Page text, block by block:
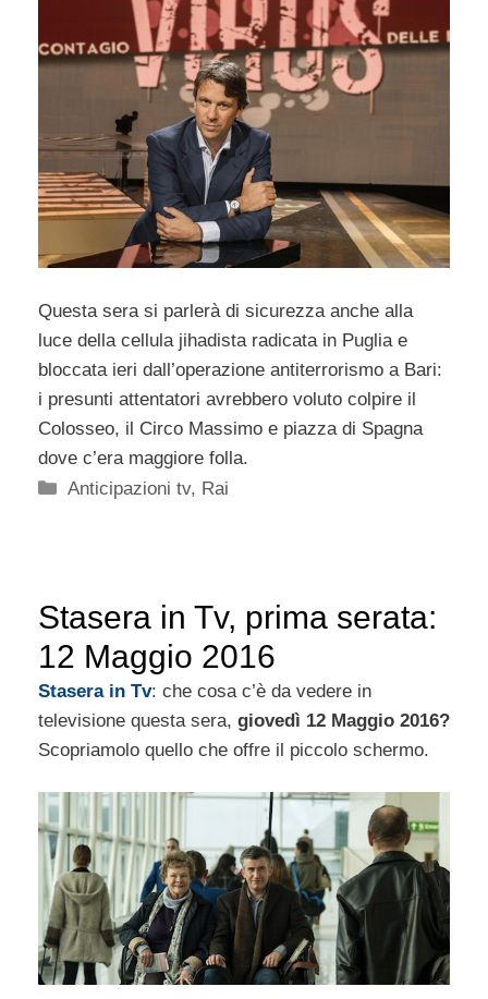
Questa sera si parlerà di sicurezza anche alla
luce della cellula jihadista radicata in Puglia e
bloccata ieri dall’operazione antiterrorismo a Bari:
i presunti attentatori avrebbero voluto colpire il
Colosseo, il Circo Massimo e piazza di Spagna
dove c’era maggiore folla.
Categorie
Anticipazioni tv, Rai
Stasera in Tv, prima serata:
12 Maggio 2016
Stasera in Tv: che cosa c’è da vedere in
televisione questa sera, giovedì 12 Maggio 2016?
Scopriamolo quello che offre il piccolo schermo.